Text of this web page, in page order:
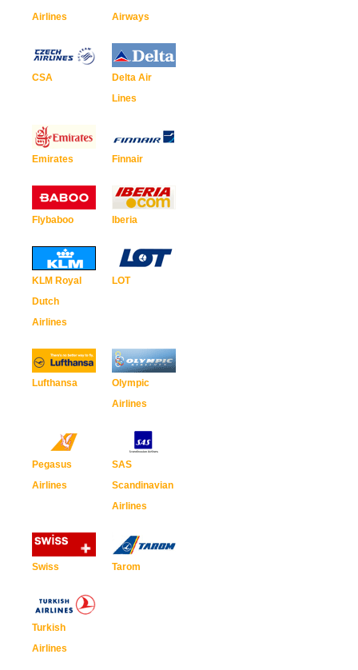
Airlines
Airways
CSA
Delta Air
Lines
Emirates Finnair
Flybaboo Iberia
KLM Royal
Dutch
Airlines
LOT
Lufthansa
Olympic
Airlines
Pegasus
Airlines
SAS
Scandinavian
Airlines
Swiss Tarom
Turkish
Airlines